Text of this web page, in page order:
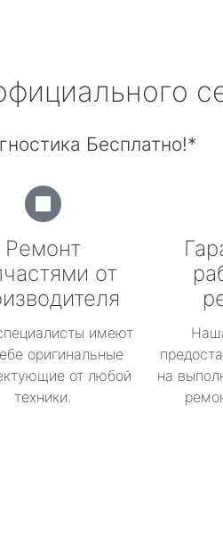
Бесплатно!*
Ремонт
от
имеют
оригинальные
от любой
техники.
на